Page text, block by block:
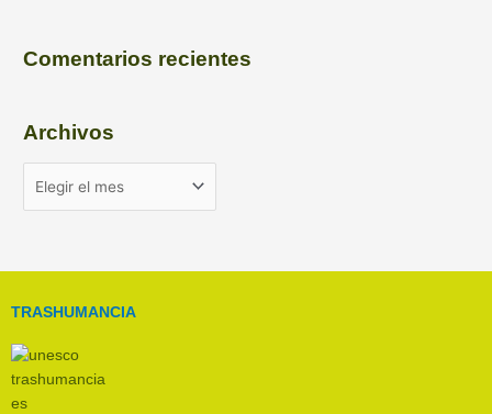
Comentarios recientes
Archivos
TRASHUMANCIA